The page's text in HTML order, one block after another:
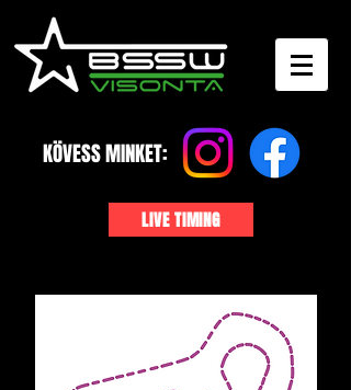
KÖVESS MINKET:
LIVE TIMING